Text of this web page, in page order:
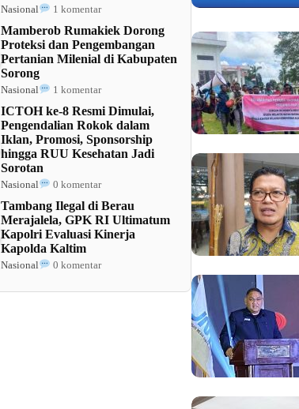
Nasional 1 komentar
Mamberob Rumakiek Dorong
Proteksi dan Pengembangan
Pertanian Milenial di Kabupaten
Sorong
Nasional 1 komentar
ICTOH ke-8 Resmi Dimulai,
Pengendalian Rokok dalam
Iklan, Promosi, Sponsorship
hingga RUU Kesehatan Jadi
Sorotan
Nasional 0 komentar
Tambang Ilegal di Berau
Merajalela, GPK RI Ultimatum
Kapolri Evaluasi Kinerja
Kapolda Kaltim
Nasional 0 komentar